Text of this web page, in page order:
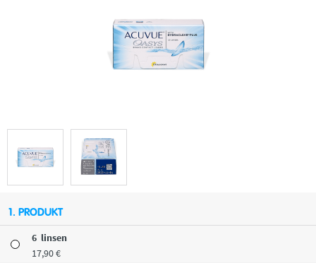
1. PRODUKT
6 linsen
17,90€